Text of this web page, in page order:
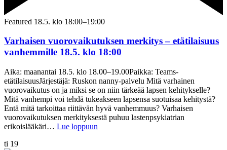
Featured 18.5. klo 18:00–19:00
Varhaisen vuorovaikutuksen merkitys – etätilaisuus
vanhemmille 18.5. klo 18:00
Aika: maanantai 18.5. klo 18.00–19.00Paikka: Teams-
etätilaisuusJärjestäjä: Ruskon nanny-palvelu Mitä varhainen
vuorovaikutus on ja miksi se on niin tärkeää lapsen kehitykselle?
Mitä vanhempi voi tehdä tukeakseen lapsensa suotuisaa kehitystä?
Entä mitä tarkoittaa riittävän hyvä vanhemmuus? Varhaisen
vuorovaikutuksen merkityksestä puhuu lastenpsykiatrian
erikoislääkäri… Lue loppuun
ti 19